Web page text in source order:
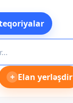
+ Elan yerləşdir